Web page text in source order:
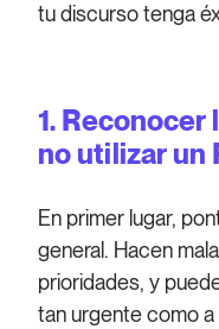
tu discurso tenga
1. Reconocer
no utilizar un
En primer lugar,
general. Hacen
prioridades, y
tan urgente como a